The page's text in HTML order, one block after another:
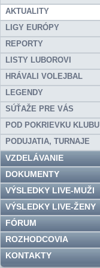
AKTUALITY
LIGY EURÓPY
REPORTY
LISTY LUBOROVI
HRÁVALI VOLEJBAL
LEGENDY
SÚŤAŽE PRE VÁS
POD POKRIEVKU KLUBU
PODUJATIA, TURNAJE
VZDELÁVANIE
DOKUMENTY
VÝSLEDKY LIVE-MUŽI
VÝSLEDKY LIVE-ŽENY
FÓRUM
ROZHODCOVIA
KONTAKTY